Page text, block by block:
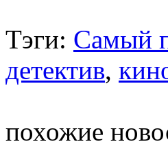
Тэги: Самый
детектив,
похожие